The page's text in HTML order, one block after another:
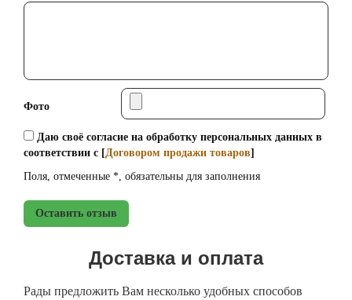
Фото
Даю своё согласие на обработку персональных данных в
соответствии с [Договором продажи товаров]
Поля, отмеченные *, обязательны для заполнения
Оставить отзыв
Доставка и оплата
Рады предложить Вам несколько удобных способов